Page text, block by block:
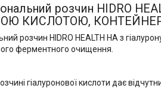
розчин HIDRO
КИСЛОТОЮ,
розчин HIDRO HEALTH HA з
ферментного очищення.
гіалуронової кислоти дає